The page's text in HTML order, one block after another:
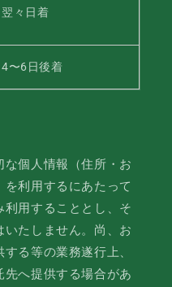
翌々日着
4〜6日後着
個人情報（住所・お
利用するにあたって
用することとし、そ
たしません。尚、お
る等の業務遂行上、
へ提供する場合があ